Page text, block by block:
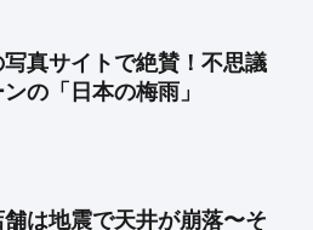
真サイトで絶賛！不思議
の「日本の梅雨」
舗は地震で天井が崩落〜そ